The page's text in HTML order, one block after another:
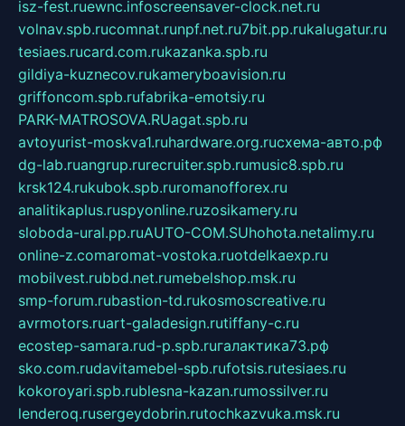
isz-fest.ruewnc.infoscreensaver-clock.net.ru
volnav.spb.rucomnat.runpf.net.ru7bit.pp.rukalugatur.ru
tesiaes.rucard.com.rukazanka.spb.ru
gildiya-kuznecov.rukameryboavision.ru
griffoncom.spb.rufabrika-emotsiy.ru
PARK-MATROSOVA.RUagat.spb.ru
avtoyurist-moskva1.ruhardware.org.ruсхема-авто.рф
dg-lab.ruangrup.rurecruiter.spb.rumusic8.spb.ru
krsk124.rukubok.spb.ruromanofforex.ru
analitikaplus.ruspyonline.ruzosikamery.ru
sloboda-ural.pp.ruAUTO-COM.SUhohota.netalimy.ru
online-z.comaromat-vostoka.ruotdelkaexp.ru
mobilvest.rubbd.net.rumebelshop.msk.ru
smp-forum.rubastion-td.rukosmoscreative.ru
avrmotors.ruart-galadesign.rutiffany-c.ru
ecostep-samara.rud-p.spb.ruгалактика73.рф
sko.com.rudavitamebel-spb.rufotsis.rutesiaes.ru
kokoroyari.spb.rublesna-kazan.rumossilver.ru
lenderoq.rusergeydobrin.rutochkazvuka.msk.ru